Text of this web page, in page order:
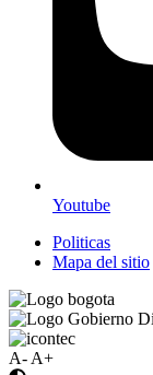
Youtube
Politicas
Mapa del sitio
A- A+